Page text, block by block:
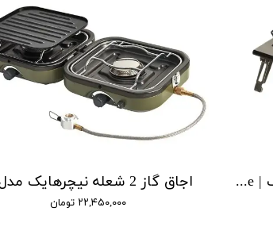
۲۲,۴۵۰,۰۰۰ تومان
اجاق گاز تیبل تاپ نیچرهایک | tabletop folding single head gas furnace